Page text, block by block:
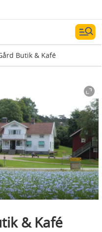
Butik & Kafé
& Kafé